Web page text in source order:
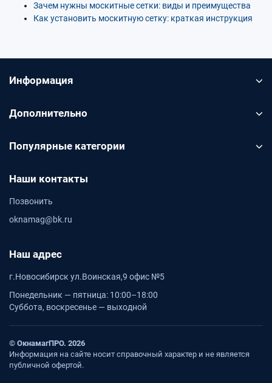
Зачем нужны москитные сетки: виды и преимущества
Как установить москитную сетку: краткая инструкция
Информация
Дополнительно
Популярные категории
Наши контакты
Позвонить
oknamag@bk.ru
Наш адрес
г.Новосибирск ул.Воинская,9 офис №5
Понедельник — пятница: 10:00–18:00
Суббота, воскресенье — выходной
© ОкнамагПРО. 2026
Информация на сайте носит справочный характер и не является
публичной офертой.